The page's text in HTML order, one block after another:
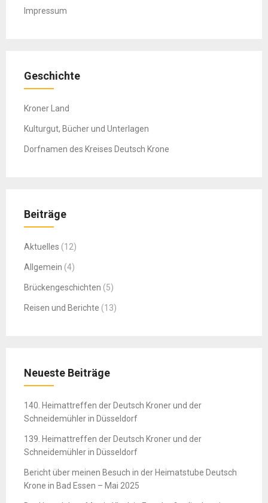
Impressum
Geschichte
Kroner Land
Kulturgut, Bücher und Unterlagen
Dorfnamen des Kreises Deutsch Krone
Beiträge
Aktuelles (12)
Allgemein (4)
Brückengeschichten (5)
Reisen und Berichte (13)
Neueste Beiträge
140. Heimattreffen der Deutsch Kroner und der
Schneidemühler in Düsseldorf
139. Heimattreffen der Deutsch Kroner und der
Schneidemühler in Düsseldorf
Bericht über meinen Besuch in der Heimatstube Deutsch
Krone in Bad Essen – Mai 2025